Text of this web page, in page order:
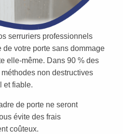
serruriers professionnels
votre porte sans dommage
elle-même. Dans 90 % des
non destructives
et fiable.
de porte ne seront
évite des frais
coûteux.